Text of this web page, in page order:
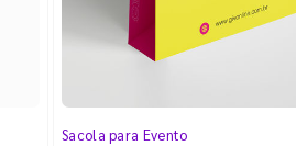
Sacola para Evento